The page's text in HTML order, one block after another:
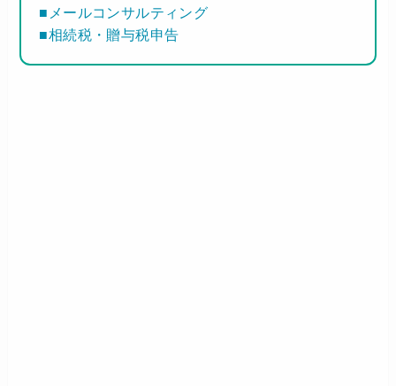
■メールコンサルティング
■相続税・贈与税申告